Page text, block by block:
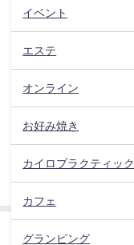
イベント
エステ
オンライン
お好み焼き
カイロプラクティック
カフェ
グランピング